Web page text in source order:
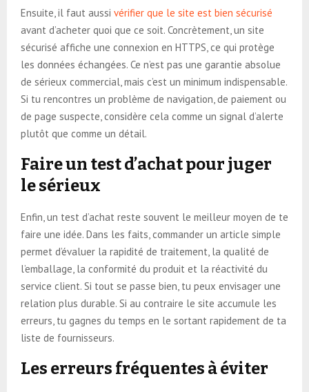
Ensuite, il faut aussi vérifier que le site est bien sécurisé
avant d’acheter quoi que ce soit. Concrètement, un site
sécurisé affiche une connexion en HTTPS, ce qui protège
les données échangées. Ce n’est pas une garantie absolue
de sérieux commercial, mais c’est un minimum indispensable.
Si tu rencontres un problème de navigation, de paiement ou
de page suspecte, considère cela comme un signal d’alerte
plutôt que comme un détail.
Faire un test d’achat pour juger
le sérieux
Enfin, un test d’achat reste souvent le meilleur moyen de te
faire une idée. Dans les faits, commander un article simple
permet d’évaluer la rapidité de traitement, la qualité de
l’emballage, la conformité du produit et la réactivité du
service client. Si tout se passe bien, tu peux envisager une
relation plus durable. Si au contraire le site accumule les
erreurs, tu gagnes du temps en le sortant rapidement de ta
liste de fournisseurs.
Les erreurs fréquentes à éviter